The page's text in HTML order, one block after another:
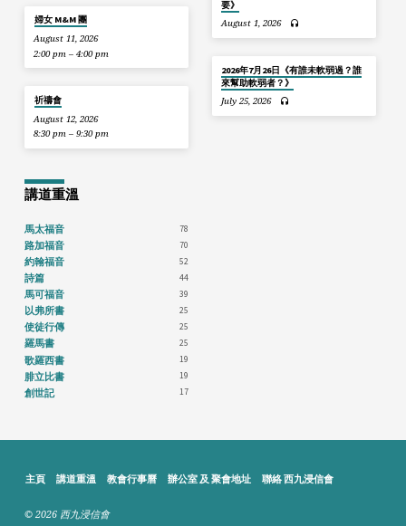
婦女 M&M 團
August 11, 2026
2:00 pm – 4:00 pm
祈禱會
August 12, 2026
8:30 pm – 9:30 pm
要》
August 1, 2026
2026年7月26日《有誰未軟弱過？誰
來幫助軟弱者？》
July 25, 2026
講道重溫
馬太福音 78
路加福音 70
約翰福音 52
詩篇 44
馬可福音 39
以弗所書 25
使徒行傳 25
羅馬書 25
歌羅西書 19
腓立比書 19
創世記 17
主頁 講道重溫 教會行事曆 辦公室 及 聚會地址 聯絡 西九浸信會
© 2026 西九浸信會